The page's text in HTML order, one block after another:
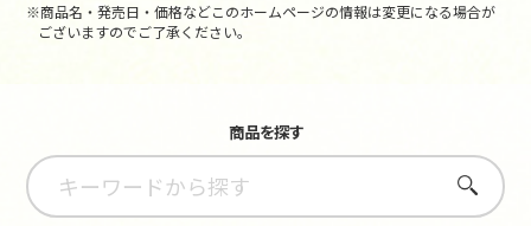
※商品名・発売日・価格などこのホームページの情報は変更になる場合が
ございますのでご了承ください。
商品を探す
さがす